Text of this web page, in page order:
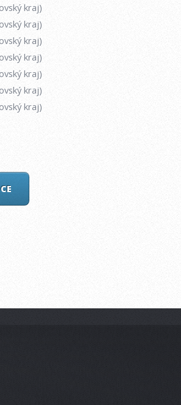
kraj)
kraj)
kraj)
kraj)
kraj)
kraj)
kraj)